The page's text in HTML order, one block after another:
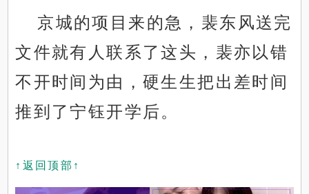
京城的项目来的急，裴东风送完
文件就有人联系了这头，裴亦以错
不开时间为由，硬生生把出差时间
推到了宁钰开学后。
↑返回顶部↑